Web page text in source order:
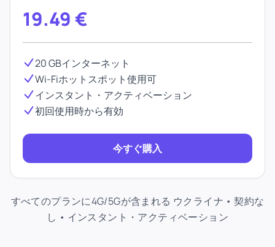
19.49 €
20 GBインターネット
Wi-Fiホットスポット使用可
インスタント・アクティベーション
初回使用時から有効
今すぐ購入
すべてのプランに4G/5Gが含まれる ウクライナ • 契約な
し • インスタント・アクティベーション